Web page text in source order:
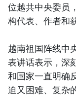
位越共中央委员
构代表、作者和
越南祖国阵线中
表讲话表示，深
和国家一直明确
迫又困难、复杂